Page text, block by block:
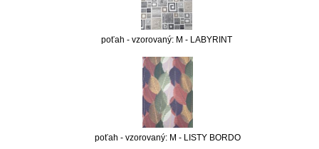
poťah - vzorovaný: M - LABYRINT
poťah - vzorovaný: M - LISTY BORDO